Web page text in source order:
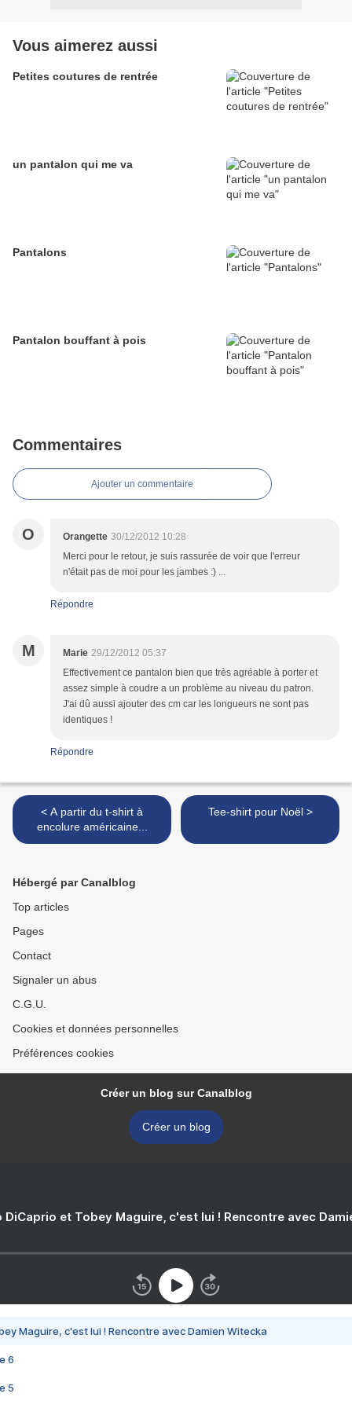
Vous aimerez aussi
Petites coutures de rentrée
un pantalon qui me va
Pantalons
Pantalon bouffant à pois
Commentaires
Ajouter un commentaire
O Orangette 30/12/2012 10:28
Merci pour le retour, je suis rassurée de voir que l'erreur
n'était pas de moi pour les jambes :) ...
Répondre
M Marie 29/12/2012 05:37
Effectivement ce pantalon bien que très agréable à porter et
assez simple à coudre a un problème au niveau du patron.
J'ai dû aussi ajouter des cm car les longueurs ne sont pas
identiques !
Répondre
< A partir du t-shirt à
encolure américaine...
Tee-shirt pour Noël >
Hébergé par Canalblog
Top articles
Pages
Contact
Signaler un abus
C.G.U.
Cookies et données personnelles
Préférences cookies
Créer un blog sur Canalblog
Créer un blog
DiCaprio et Tobey Maguire, c'est lui ! Rencontre avec
Maguire, c'est lui ! Rencontre avec Damien Witecka
6
5